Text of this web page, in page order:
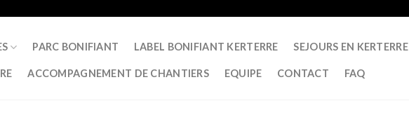
PARC BONIFIANT LABEL BONIFIANT KERTERRE SEJOURS EN KERTERRE
ACCOMPAGNEMENT DE CHANTIERS EQUIPE CONTACT FAQ